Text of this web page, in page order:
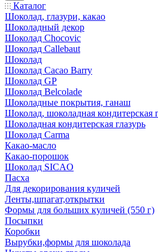
Каталог
Шоколад, глазури, какао
Шоколадный декор
Шоколад Chocovic
Шоколад Callebaut
Шоколад
Шоколад Cacao Barry
Шоколад GP
Шоколад Belcolade
Шоколадные покрытия, ганаш
Шоколад, шоколадная
Шоколадная кондитерская глазурь
Шоколад Carma
Какао-масло
Какао-порошок
Шоколад SICAO
Пасха
Для декорирования куличей
Ленты,шпагат,открытки
Формы для больших куличей (550 г)
Посыпки
Коробки
Вырубки,формы для шоколада